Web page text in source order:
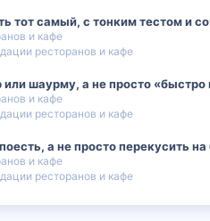
тот самый, с тонким тестом и
и кафе
ресторанов и кафе
шаурму, а не просто «быстро
и кафе
ресторанов и кафе
а не просто перекусить на
и кафе
ресторанов и кафе